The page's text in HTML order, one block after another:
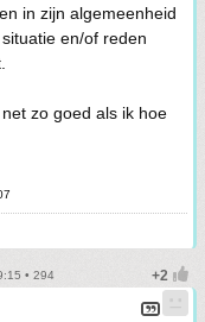
in zijn algemeenheid
en/of reden
zo goed als ik hoe
• 294